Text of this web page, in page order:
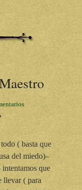
( basta que
del miedo)–
que
llevar ( para